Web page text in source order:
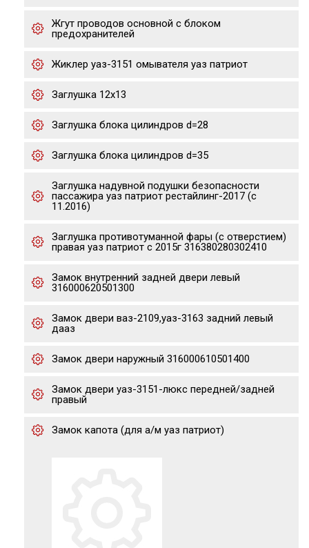
Жгут проводов основной с блоком
предохранителей
Жиклер уаз-3151 омывателя уаз патриот
Заглушка 12х13
Заглушка блока цилиндров d=28
Заглушка блока цилиндров d=35
Заглушка надувной подушки безопасности
пассажира уаз патриот рестайлинг-2017 (с
11.2016)
Заглушка противотуманной фары (с отверстием)
правая уаз патриот с 2015г 316380280302410
Замок внутренний задней двери левый
316000620501300
Замок двери ваз-2109,уаз-3163 задний левый
дааз
Замок двери наружный 316000610501400
Замок двери уаз-3151-люкс передней/задней
правый
Замок капота (для а/м уаз патриот)